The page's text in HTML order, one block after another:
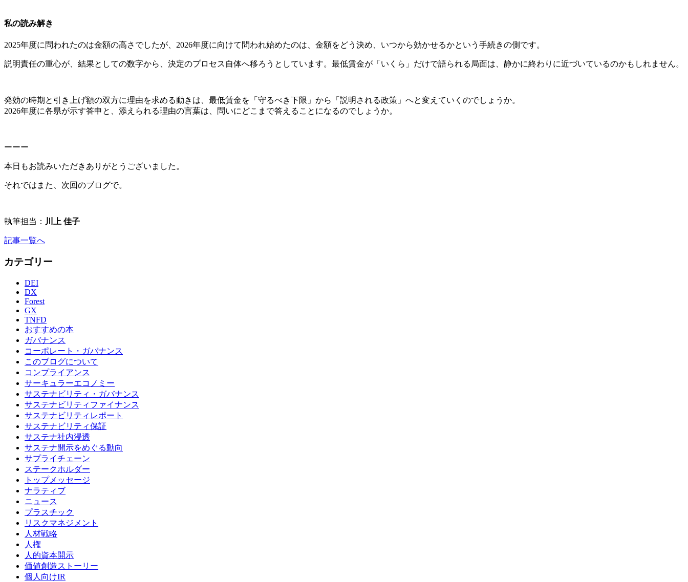
私の読み解き
2025年度に問われたのは金額の高さでしたが、2026年度に向けて問われ始めたのは、金額をどう決め、いつから効かせるかという手続きの側です。
説明責任の重心が、結果としての数字から、決定のプロセス自体へ移ろうとしています。最低賃金が「いくら」だけで語られる局面は、静かに終わりに近づいているのかもしれません。
発効の時期と引き上げ額の双方に理由を求める動きは、最低賃金を「守るべき下限」から「説明される政策」へと変えていくのでしょうか。
2026年度に各県が示す答申と、添えられる理由の言葉は、問いにどこまで答えることになるのでしょうか。
ーーー
本日もお読みいただきありがとうございました。
それではまた、次回のブログで。
執筆担当： 川上 佳子
記事一覧へ
カテゴリー
DEI
DX
Forest
GX
TNFD
おすすめの本
ガバナンス
コーポレート・ガバナンス
このブログについて
コンプライアンス
サーキュラーエコノミー
サステナビリティ・ガバナンス
サステナビリティファイナンス
サステナビリティレポート
サステナビリティ保証
サステナ社内浸透
サステナ開示をめぐる動向
サプライチェーン
ステークホルダー
トップメッセージ
ナラティブ
ニュース
プラスチック
リスクマネジメント
人材戦略
人権
人的資本開示
価値創造ストーリー
個人向けIR